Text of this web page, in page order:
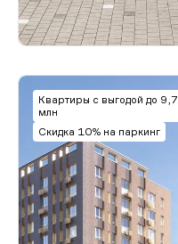
Квартиры с выгодой до 9,7
млн
Скидка 10% на паркинг